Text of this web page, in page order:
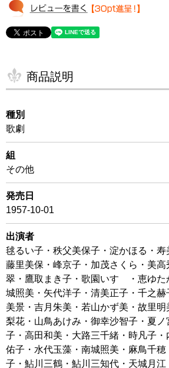
商品説明
種別
歌劇
組
その他
発売日
1957-10-01
出演者
毬るい子・秩父美保子・淀かほる・寿
藤里美保・峰京子・加茂さくら・美
翠・鷹取まき子・歌園いすゞ・恵ゆ
城照美・矢代洋子・清美正子・千之
美景・吉月朱美・若山かず美・故里
梨花・山鳥あけみ・御幸沙智子・夏
子・高田和美・大路三千緒・時凡子
佑子・水代玉藻・南城照美・麻鳥千
子・鮎川三鶴・鮎川三知代・天城月江